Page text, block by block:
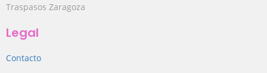
Traspasos Zaragoza
Legal
Contacto